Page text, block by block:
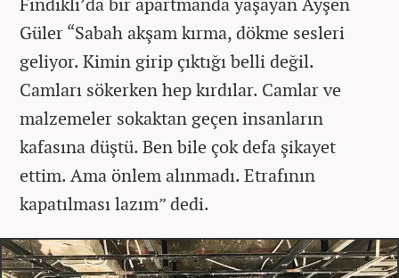
Güler “Sabah akşam kırma, dökme sesleri
geliyor. Kimin girip çıktığı belli değil.
Camları sökerken hep kırdılar. Camlar ve
malzemeler sokaktan geçen insanların
kafasına düştü. Ben bile çok defa şikayet
ettim. Ama önlem alınmadı. Etrafının
kapatılması lazım” dedi.